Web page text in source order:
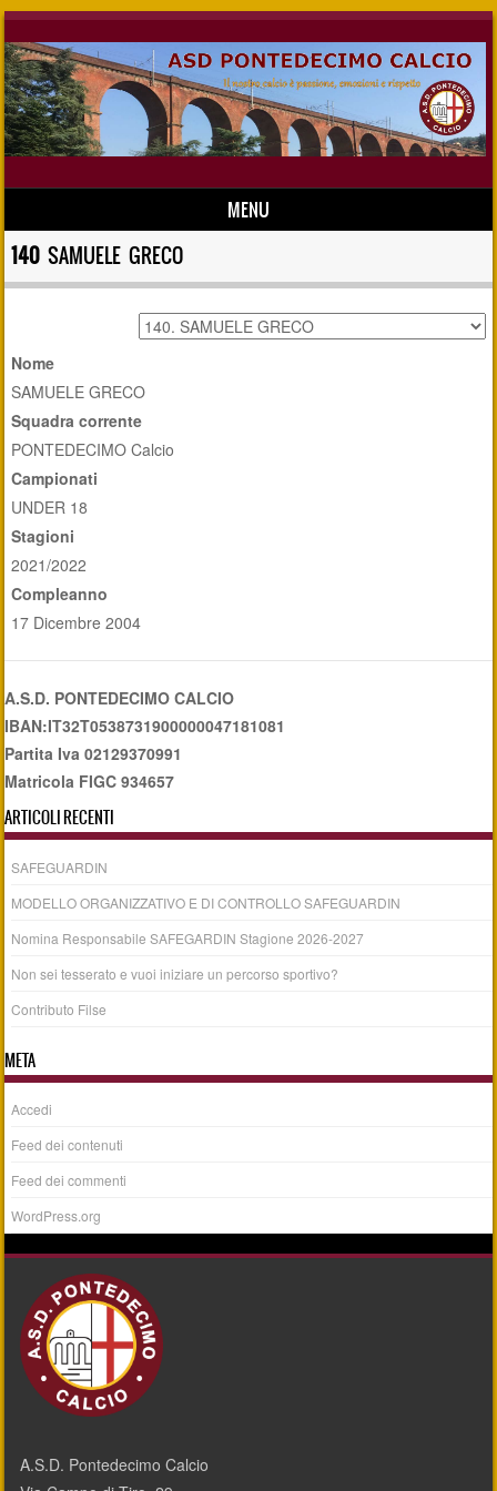
MENU
Skip to content
140 SAMUELE GRECO
Nome
SAMUELE GRECO
Squadra corrente
PONTEDECIMO Calcio
Campionati
UNDER 18
Stagioni
2021/2022
Compleanno
17 Dicembre 2004
A.S.D. PONTEDECIMO CALCIO
IBAN:IT32T0538731900000047181081
Partita Iva 02129370991
Matricola FIGC 934657
ARTICOLI RECENTI
SAFEGUARDIN
MODELLO ORGANIZZATIVO E DI CONTROLLO SAFEGUARDIN
Nomina Responsabile SAFEGARDIN Stagione 2026-2027
Non sei tesserato e vuoi iniziare un percorso sportivo?
Contributo Filse
META
Accedi
Feed dei contenuti
Feed dei commenti
WordPress.org
A.S.D. Pontedecimo Calcio